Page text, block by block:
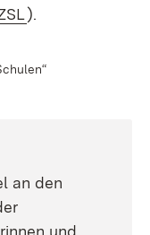
).
an den
und